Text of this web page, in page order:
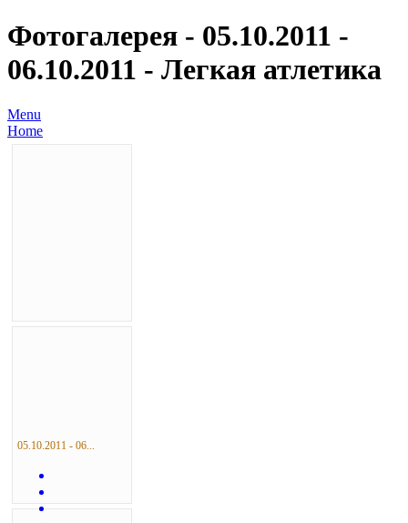
Фотогалерея - 05.10.2011 -
06.10.2011 - Легкая атлетика
Menu
Home
05.10.2011 - 06...